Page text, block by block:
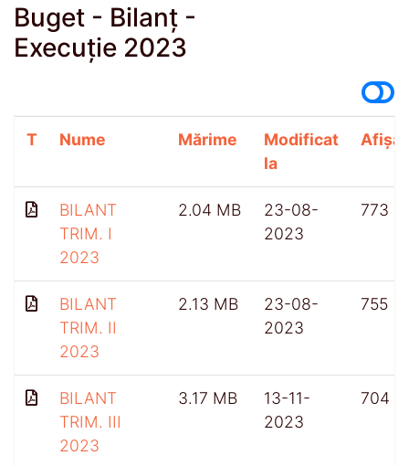
Buget - Bilanț -
Execuție 2023
T Nume Mărime
Modificat
la
BILANT
TRIM. I
2023
2.04 MB
23-08-
2023
773
BILANT
TRIM. II
2023
2.13 MB
23-08-
2023
755
BILANT
TRIM. III
2023
3.17 MB
13-11-
2023
704